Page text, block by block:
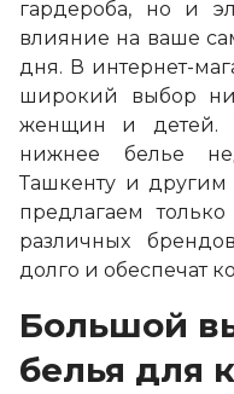
гардероба, но и
влияние на ваше
дня. В интернет-
широкий выбор
женщин и детей.
нижнее белье
Ташкенту и другим
предлагаем
различных
долго и обеспечат
Большой
белья для